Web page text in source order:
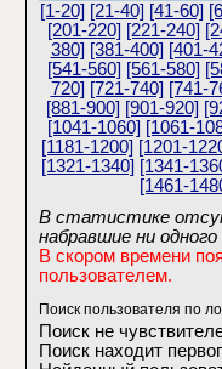
[1-20] [21-40] [41-60]
[201-220] [221-240]
380] [381-400] [401-
[541-560] [561-580]
720] [721-740] [741-
[881-900] [901-920]
[1041-1060] [1061-
[1181-1200] [1201-
[1321-1340] [1341-
[1461-
В статистике
набравшие ни одного
В скором времени
пользователем.
Поиск пользователя по
Поиск не
Поиск находит